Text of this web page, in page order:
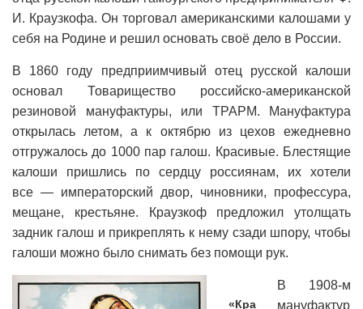
И. Краузкофа. Он торговал американскими калошами у
себя на Родине и решил основать своё дело в России.
В 1860 гoду предприимчивый отец русской калоши
основал Товарищество российско-американской
резиновой мануфактуры, или ТРАРМ. Мануфактура
открылась летом, а к октябрю из цехов ежедневно
отгружалось до 1000 пар галош. Красивые. Блестящие
калоши пришлись по сердцу россиянам, их хотели
все — императорский двор, чиновники, профессура,
мещане, крестьяне. Краузкоф предложил утолщать
задник галош и прикреплять к нему сзади шпору, чтобы
галоши можно было снимать без помощи рук.
«Кра
В 1908-м
мануфактур